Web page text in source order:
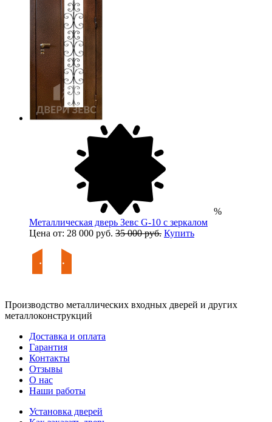
%
Металлическая дверь Зевс G-10 с зеркалом
Цена от: 28 000 руб. 35 000 руб. Купить
Производство металлических входных дверей и других
металлоконструкций
Доставка и оплата
Гарантия
Контакты
Отзывы
О нас
Наши работы
Установка дверей